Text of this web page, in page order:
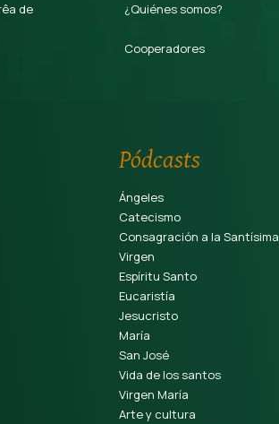
de
¿Quiénes somos?
Cooperadores
Pódcasts
Ángeles
Catecismo
Consagración a la Santísima
Virgen
Espíritu Santo
Eucaristía
Jesucristo
María
San José
Vida de los santos
Virgen María
Arte y cultura